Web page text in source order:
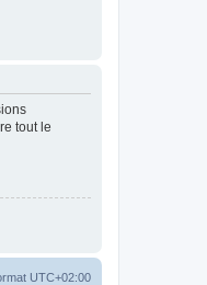
tout le
UTC+02:00